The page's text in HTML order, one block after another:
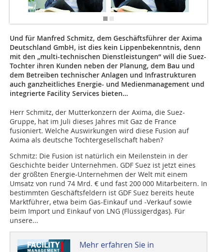
Und für Manfred Schmitz, dem Geschäftsführer der Axima
Deutschland GmbH, ist dies kein Lippenbekenntnis, denn
mit den „multi-technischen Dienstleistungen“ will die Suez-
Tochter ihren Kunden neben der Planung, dem Bau und
dem Betreiben technischer Anlagen und Infrastrukturen
auch ganzheitliches Energie- und Medienmanagement und
integrierte Facility Services bieten…
Herr Schmitz, der Mutter­kon­zern der Axima, die Suez-
Gruppe, hat im Juli dieses Jahres mit Gaz de France
fusioniert. Welche Auswirkungen wird diese Fusion auf
Axima als deutsche Tochtergesellschaft haben?
Schmitz: Die Fusion ist natürlich ein Meilenstein in der
Geschichte beider Unternehmen. GDF Suez ist jetzt eines
der größten Energie-Unternehmen der Welt mit einem
Umsatz von rund 74 Mrd. € und fast 200 000 Mitarbeitern. In
bestimmten Geschäftsfeldern ist GDF Suez bereits heute
Marktführer, etwa beim Gas-Einkauf und -Verkauf sowie
beim Import und Einkauf von LNG (Flüssigerdgas). Für
unsere...
Mehr erfahren Sie in